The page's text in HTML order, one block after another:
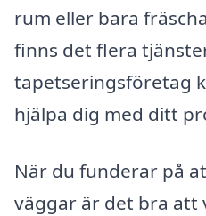
rum eller bara
finns det flera
tapetseringsföretag
hjälpa dig med ditt
När du funderar på
väggar är det bra att